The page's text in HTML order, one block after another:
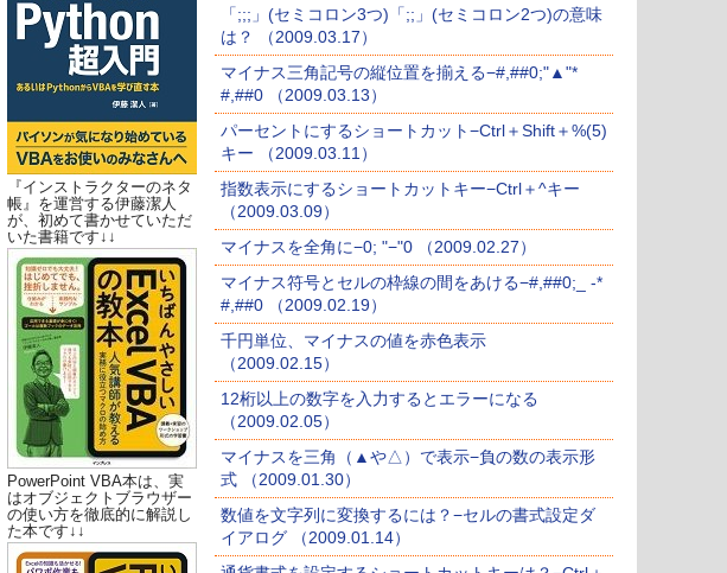
『インストラクターのネタ
帳』を運営する伊藤潔人
が、初めて書かせていただ
いた書籍です↓↓
PowerPoint VBA本は、実
はオブジェクトブラウザー
の使い方を徹底的に解説し
た本です↓↓
「;;;」(セミコロン3つ)「;;」(セミコロン2つ)の意味
は？ （2009.03.17）
マイナス三角記号の縦位置を揃える−#,##0;"▲"*
#,##0 （2009.03.13）
パーセントにするショートカット−Ctrl＋Shift＋%(5)
キー （2009.03.11）
指数表示にするショートカットキー−Ctrl＋^キー
（2009.03.09）
マイナスを全角に−0; "−"0 （2009.02.27）
マイナス符号とセルの枠線の間をあける−#,##0;_ -*
#,##0 （2009.02.19）
千円単位、マイナスの値を赤色表示
（2009.02.15）
12桁以上の数字を入力するとエラーになる
（2009.02.05）
マイナスを三角（▲や△）で表示−負の数の表示形
式 （2009.01.30）
数値を文字列に変換するには？−セルの書式設定ダ
イアログ （2009.01.14）